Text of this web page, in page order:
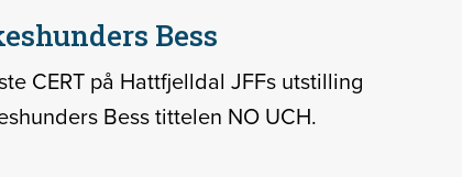
Bess
CERT på Hattfjelldal JFFs utstilling
Bess tittelen NO UCH.